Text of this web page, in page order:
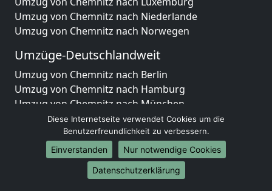
Umzug von Chemnitz nach Niederlande
Umzug von Chemnitz nach Norwegen
Umzüge-Deutschlandweit
Umzug von Chemnitz nach Berlin
Umzug von Chemnitz nach Hamburg
Umzug von Chemnitz nach München
Umzug von Chemnitz nach Köln
Umzug von Chemnitz nach Frankfurt am Main
Umzug von Chemnitz nach Stuttgart
Umzug von Chemnitz nach Düsseldorf
Umzug von Chemnitz nach Leipzig
Diese Internetseite verwendet Cookies um die
Benutzerfreundlichkeit zu verbessern.
Einverstanden
Nur notwendige Cookies
Datenschutzerklärung